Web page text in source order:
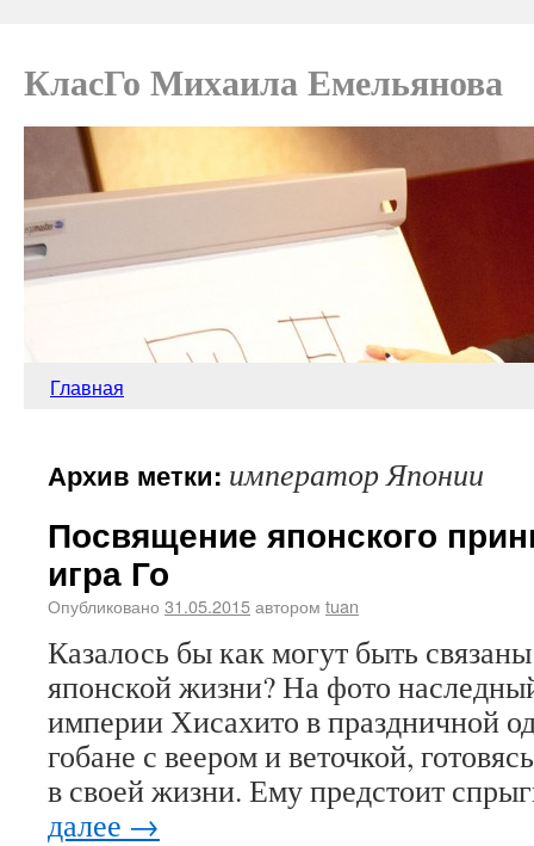
КласГо Михаила Емельянова
Главная
Архив метки: император Японии
Посвящение японского
игра Го
Опубликовано 31.05.2015автором tuan
Казалось бы как могут быть
японской жизни? На фото
империи Хисахито в праздничной
гобане с веером и веточкой,
в своей жизни. Ему предстоит
далее →